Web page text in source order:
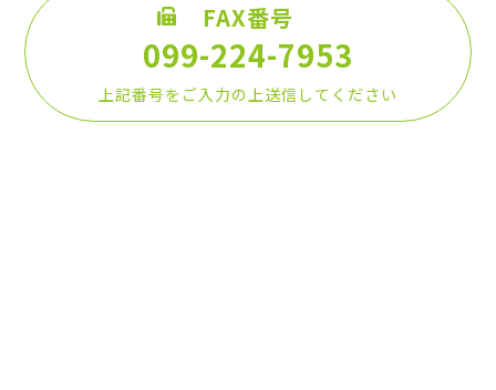
FAX番号
099-224-7953
上記番号をご入力の上送信してください